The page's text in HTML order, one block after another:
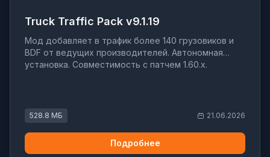
Truck Traffic Pack v9.1.19
Мод добавляет в трафик более 140 грузовиков и
BDF от ведущих производителей. Автономная
установка. Совместимость с патчем 1.60.x.
528.8 МБ 21.06.2026
Подробнее